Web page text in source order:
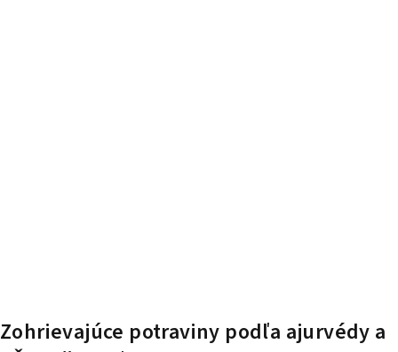
Zohrievajúce potraviny podľa ajurvédy a